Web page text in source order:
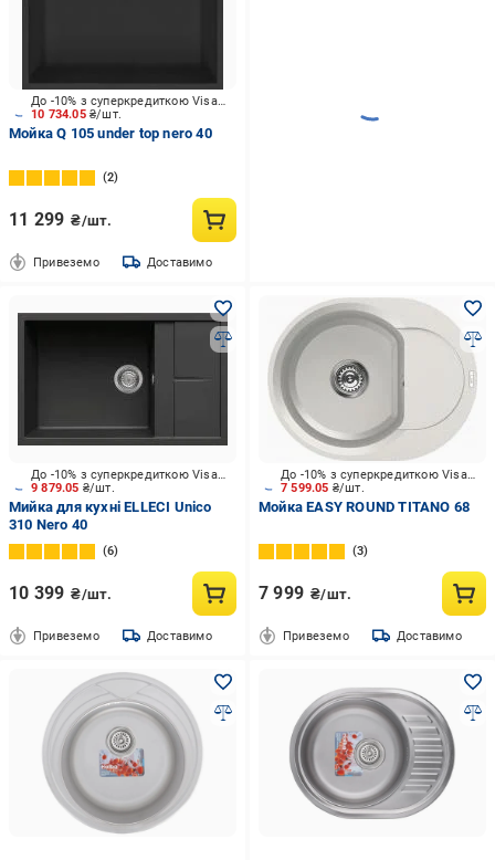
10 734.05 ₴/шт.
До -10% з суперкредиткою Visa Вигода
Мойка Q 105 under top nero 40
2
11 299 ₴/шт.
Привеземо Доставимо
9 879.05 ₴/шт.
До -10% з суперкредиткою Visa Вигода
Мийка для кухні ELLECI Unico
310 Nero 40
6
10 399 ₴/шт.
Привеземо Доставимо
7 599.05 ₴/шт.
До -10% з суперкредиткою Visa Вигода
Мойка EASY ROUND TITANO 68
3
7 999 ₴/шт.
Привеземо Доставимо